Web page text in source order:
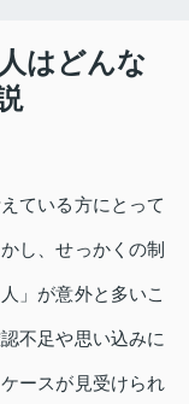
はどんな
ている方にとって
し、せっかくの制
」が意外と多いこ
不足や思い込みに
ースが見受けられ